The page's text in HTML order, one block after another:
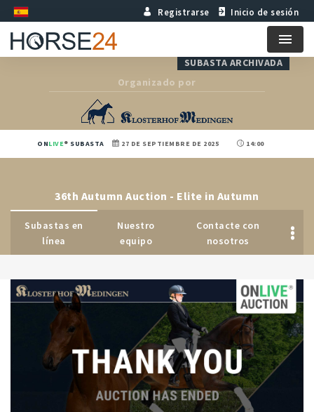
Registrarse Inicio de sesión
Menu
SUBASTA ARCHIVADA
Organizado por
ONLIVE SUBASTA 27 DE SEPTIEMBRE DE 2025 14:00
36th Autumn Auction - Elite in Autumn
Subastas en
línea
Nuestro
equipo
Contacte con
nosotros